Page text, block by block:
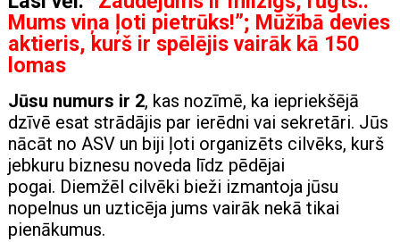
Mums viņa ļoti pietrūks!”; Mūžībā devies
aktieris, kurš ir spēlējis vairāk kā 150
lomas
Jūsu numurs ir 2, kas nozīmē, ka iepriekšējā
dzīvē esat strādājis par ierēdni vai sekretāri. Jūs
nācāt no ASV un biji ļoti organizēts cilvēks, kurš
jebkuru biznesu noveda līdz pēdējai
pogai. Diemžēl cilvēki bieži izmantoja jūsu
nopelnus un uzticēja jums vairāk nekā tikai
pienākumus.